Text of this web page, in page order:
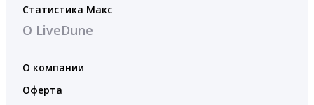
Статистика Макс
О LiveDune
О компании
Оферта